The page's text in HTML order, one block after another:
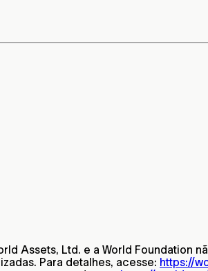
Assets, Ltd. e a World Foundation
Para detalhes, acesse: https://